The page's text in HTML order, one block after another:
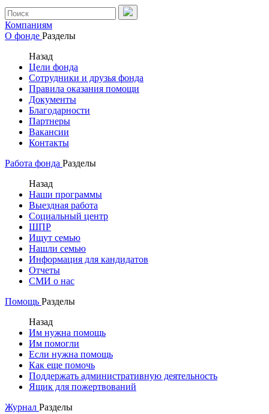
Компаниям
О фонде Разделы
Назад
Цели фонда
Сотрудники и друзья фонда
Правила оказания помощи
Документы
Благодарности
Партнеры
Вакансии
Контакты
Работа фонда Разделы
Назад
Наши программы
Выездная работа
Социальный центр
ШПР
Ищут семью
Нашли семью
Информация для кандидатов
Отчеты
СМИ о нас
Помощь Разделы
Назад
Им нужна помощь
Им помогли
Если нужна помощь
Как еще помочь
Поддержать административную деятельность
Ящик для пожертвований
Журнал Разделы